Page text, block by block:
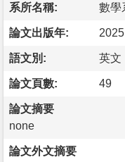
系所名稱: 數學
論文出版年: 2025
語文別: 英文
論文頁數: 49
論文摘要
none
論文外文摘要